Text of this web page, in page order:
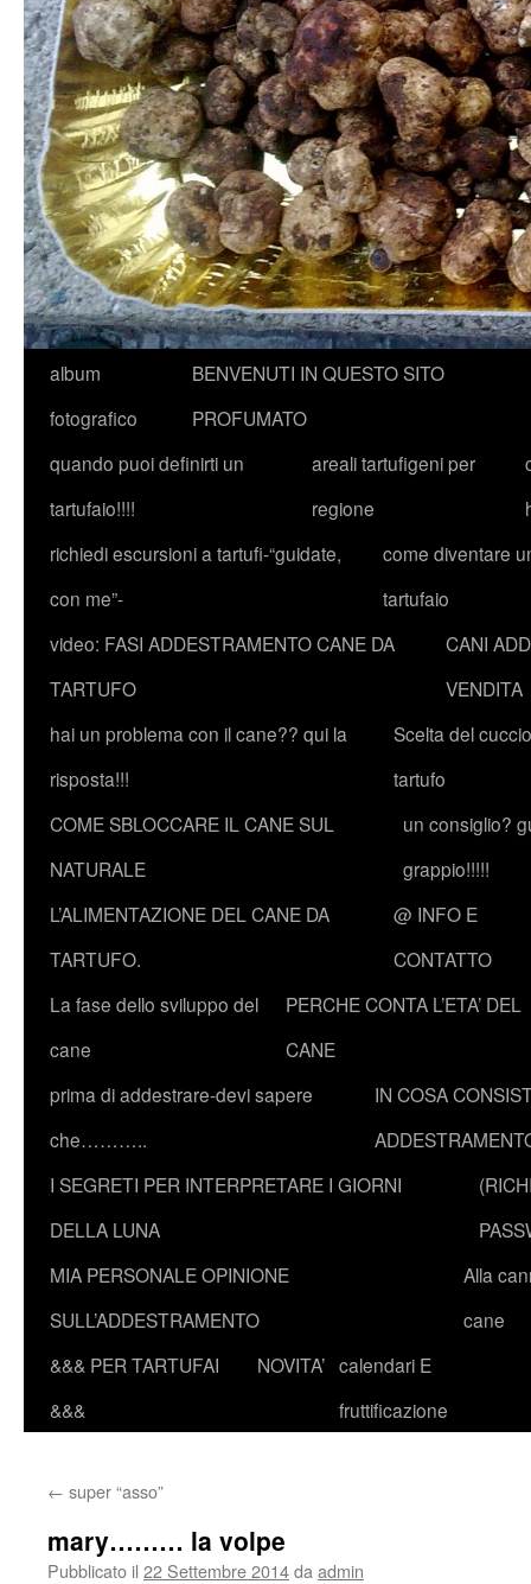
album
fotografico
BENVENUTI IN QUESTO SITO
PROFUMATO
quando puoi definirti un
tartufaio!!!!
areali tartufigeni per
regione
richiedi escursioni a tartufi-“guidate,
con me”-
come diventare
tartufaio
video: FASI ADDESTRAMENTO CANE DA
TARTUFO
CANI
VENDITA
hai un problema con il cane?? qui la
risposta!!!
Scelta del
tartufo
COME SBLOCCARE IL CANE SUL
NATURALE
un consiglio?
grappio!!!!!
L’ALIMENTAZIONE DEL CANE DA
TARTUFO.
@ INFO E
CONTATTO
La fase dello sviluppo del
cane
PERCHE CONTA L’ETA’ DEL
CANE
prima di addestrare-devi sapere
che………..
IN COSA
I SEGRETI PER INTERPRETARE I GIORNI
DELLA LUNA
MIA PERSONALE OPINIONE
SULL’ADDESTRAMENTO
Alla
cane
&&& PER TARTUFAI
&&&
NOVITA’ calendari E
fruttificazione
← super “asso”
mary……… la volpe
Pubblicato il 22 Settembre 2014da admin